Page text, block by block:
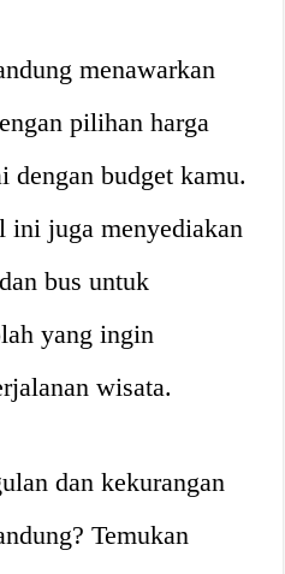
menawarkan
pilihan harga
dengan budget kamu.
ini juga menyediakan
bus untuk
yang ingin
wisata.
dan kekurangan
Temukan